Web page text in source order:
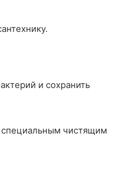
и сохранить
чистящим
премудрости Китая: секреты
для ремонта кухни